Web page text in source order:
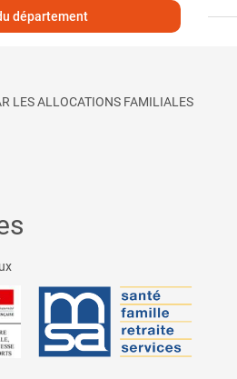
département
LES ALLOCATIONS FAMILIALES